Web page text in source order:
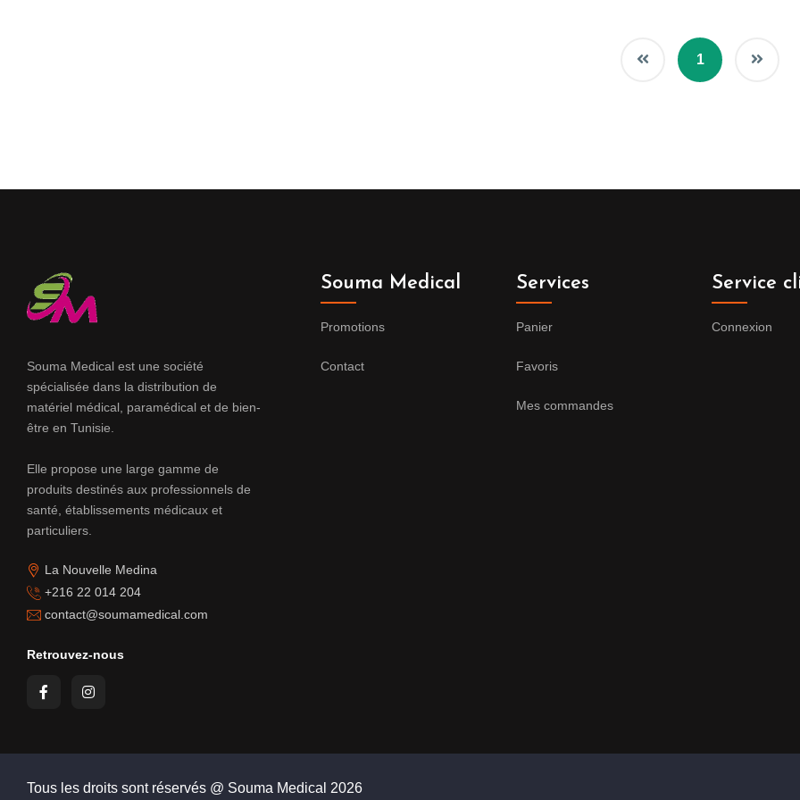
1
Souma Medical est une société
spécialisée dans la distribution de
matériel médical, paramédical et de bien-
être en Tunisie.
Elle propose une large gamme de
produits destinés aux professionnels de
santé, établissements médicaux et
particuliers.
La Nouvelle Medina
+216 22 014 204
contact@soumamedical.com
Retrouvez-nous
Souma Medical
Promotions
Contact
Services
Panier
Favoris
Mes commandes
Service
Connexion
Tous les droits sont réservés @ Souma Medical 2026